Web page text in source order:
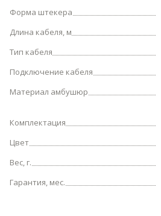
Форма штекера
Длина кабеля, м
Тип кабеля
Подключение кабеля
Материал амбушюр
Комплектация
Цвет
Вес, г.
Гарантия, мес.